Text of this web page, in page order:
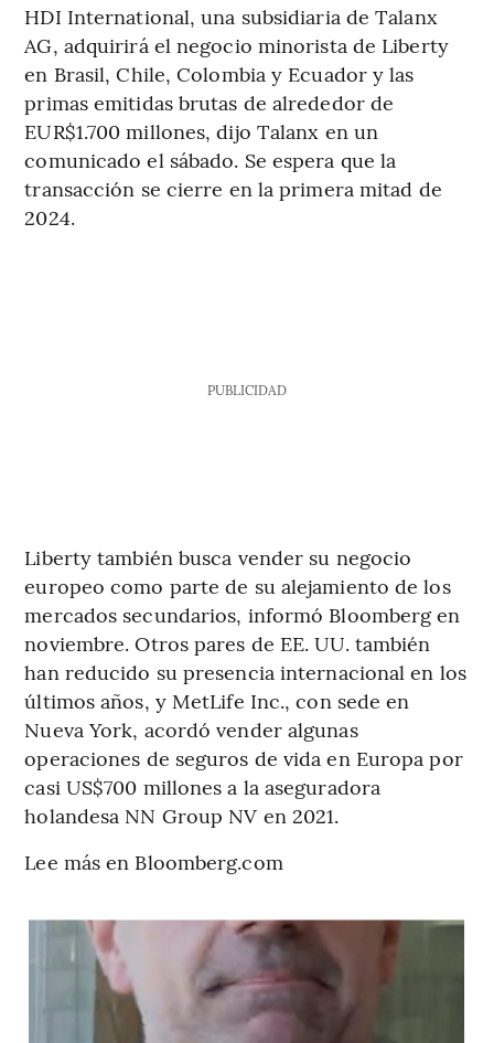
HDI International, una subsidiaria de Talanx
AG, adquirirá el negocio minorista de Liberty
en Brasil, Chile, Colombia y Ecuador y las
primas emitidas brutas de alrededor de
EUR$1.700 millones, dijo Talanx en un
comunicado el sábado. Se espera que la
transacción se cierre en la primera mitad de
2024.
PUBLICIDAD
Liberty también busca vender su negocio
europeo como parte de su alejamiento de los
mercados secundarios, informó Bloomberg en
noviembre. Otros pares de EE. UU. también
han reducido su presencia internacional en los
últimos años, y MetLife Inc., con sede en
Nueva York, acordó vender algunas
operaciones de seguros de vida en Europa por
casi US$700 millones a la aseguradora
holandesa NN Group NV en 2021.
Lee más en Bloomberg.com